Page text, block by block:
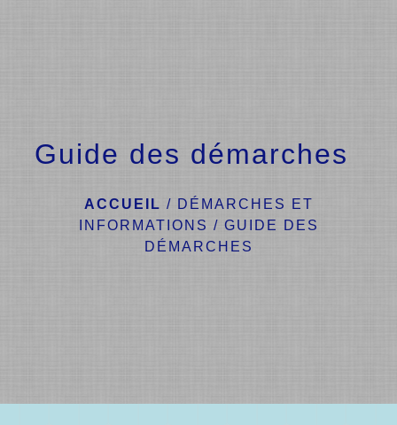
Guide des démarches
ACCUEIL / DÉMARCHES ET
INFORMATIONS / GUIDE DES
DÉMARCHES